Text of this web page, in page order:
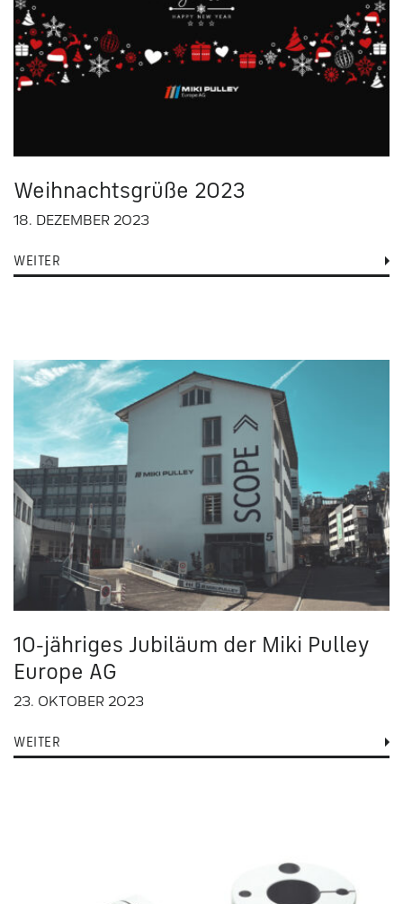
Weihnachtsgrüße 2023
18. DEZEMBER 2023
WEITER
10-jähriges Jubiläum der Miki Pulley
Europe AG
23. OKTOBER 2023
WEITER